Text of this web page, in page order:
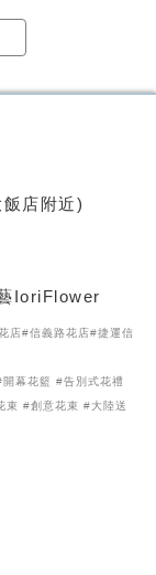
店附近)
IoriFlower
店#信義路花店#捷運信
幕花籃 #告別式花禮
束 #創意花束 #大陸送